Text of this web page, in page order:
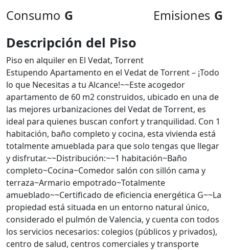
Consumo G Emisiones G
Descripción del Piso
Piso en alquiler en El Vedat, Torrent
Estupendo Apartamento en el Vedat de Torrent – ¡Todo
lo que Necesitas a tu Alcance!~~Este acogedor
apartamento de 60 m2 construidos, ubicado en una de
las mejores urbanizaciones del Vedat de Torrent, es
ideal para quienes buscan confort y tranquilidad. Con 1
habitación, baño completo y cocina, esta vivienda está
totalmente amueblada para que solo tengas que llegar
y disfrutar.~~Distribución:~~1 habitación~Baño
completo~Cocina~Comedor salón con sillón cama y
terraza~Armario empotrado~Totalmente
amueblado~~Certificado de eficiencia energética G~~La
propiedad está situada en un entorno natural único,
considerado el pulmón de Valencia, y cuenta con todos
los servicios necesarios: colegios (públicos y privados),
centro de salud, centros comerciales y transporte